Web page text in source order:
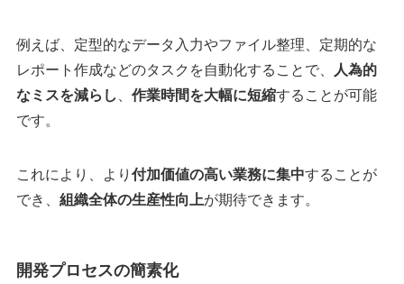
例えば、定型的なデータ入力やファイル整理、定期的な
レポート作成などのタスクを自動化することで、
人為的
なミスを減らし
作業時間を大幅に短縮することが可能
です。
​これにより、より 付加価値の高い業務に集中することが
でき、 組織全体の生産性向上が期待できます。​
開発プロセスの簡素化